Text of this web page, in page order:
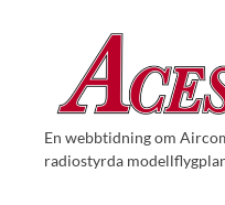
En webbtidning om
radiostyrda